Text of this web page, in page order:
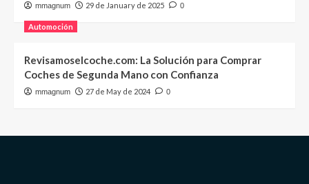
mmagnum 29 de January de 2025 0
Automoción
Revisamoselcoche.com: La Solución para Comprar
Coches de Segunda Mano con Confianza
mmagnum 27 de May de 2024 0